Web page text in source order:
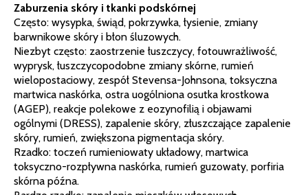
Zaburzenia skóry i tkanki podskórnej
Często: wysypka, świąd, pokrzywka, łysienie, zmiany
barwnikowe skóry i błon śluzowych.
Niezbyt często: zaostrzenie łuszczycy, fotouwrażliwość,
wyprysk, łuszczycopodobne zmiany skórne, rumień
wielopostaciowy, zespół Stevensa-Johnsona, toksyczna
martwica naskórka, ostra uogólniona osutka krostkowa
(AGEP), reakcje polekowe z eozynofilią i objawami
ogólnymi (DRESS), zapalenie skóry, złuszczające zapalenie
skóry, rumień, zwiększona pigmentacja skóry.
Rzadko: toczeń rumieniowaty układowy, martwica
toksyczno-rozpływna naskórka, rumień guzowaty, porfiria
skórna późna.